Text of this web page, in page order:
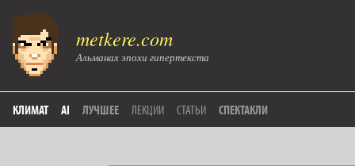
metkere.com
Альманах эпохи гипертекста
КЛИМАТ AI ЛУЧШЕЕ ЛЕКЦИИ СТАТЬИ СПЕКТАКЛИ